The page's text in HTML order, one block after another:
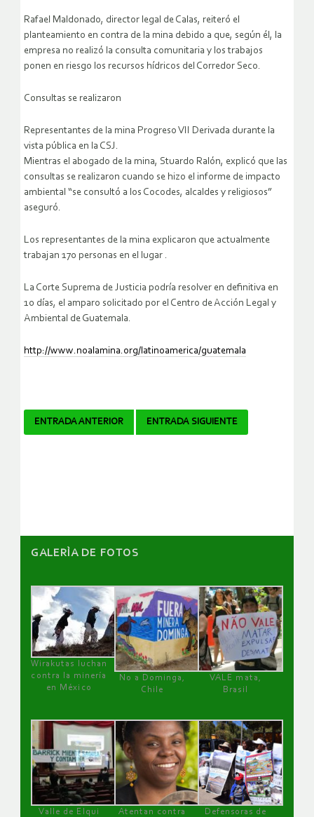
Rafael Maldonado, director legal de Calas, reiteró el
planteamiento en contra de la mina debido a que, según él, la
empresa no realizó la consulta comunitaria y los trabajos
ponen en riesgo los recursos hídricos del Corredor Seco.
Consultas se realizaron
Representantes de la mina Progreso VII Derivada durante la
vista pública en la CSJ.
Mientras el abogado de la mina, Stuardo Ralón, explicó que las
consultas se realizaron cuando se hizo el informe de impacto
ambiental “se consultó a los Cocodes, alcaldes y religiosos”
aseguró.
Los representantes de la mina explicaron que actualmente
trabajan 170 personas en el lugar .
La Corte Suprema de Justicia podría resolver en definitiva en
10 días, el amparo solicitado por el Centro de Acción Legal y
Ambiental de Guatemala.
http://www.noalamina.org/latinoamerica/guatemala
Navegador
ENTRADA ANTERIOR ENTRADA SIGUIENTE
GALERÌA DE FOTOS
Wirakutas luchan
contra la minería
en México
No a Dominga,
Chile
VALE mata,
Brasil
Valle de Elqui
Atentan contra
Defensoras de